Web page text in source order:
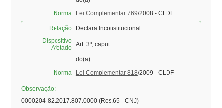
Norma
Lei Complementar 769/2008 - CLDF
Relação
Declara Inconstitucional
Dispositivo
Afetado Art. 3º, caput
do(a)
Norma
Lei Complementar 818/2009 - CLDF
Observação:
0000204-82.2017.807.0000 (Res.65 - CNJ)